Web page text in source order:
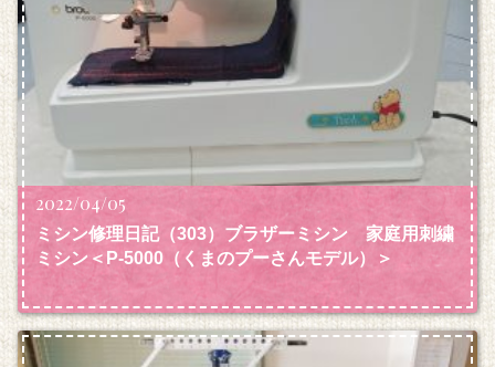
2022/04/05
ミシン修理日記（303）ブラザーミシン 家庭用刺繍
ミシン＜P‐5000（くまのプーさんモデル）＞